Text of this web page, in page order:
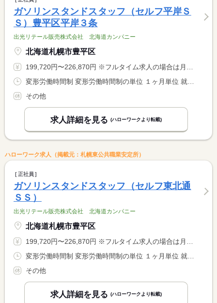
ガソリンスタンドスタッフ（セルフ平岸Ｓ
Ｓ）豊平区平岸３条
出光リテール販売株式会社 北海道カンパニー
北海道札幌市豊平区
199,720円〜226,870円 ※フルタイム求人の場合は月額（換算額）、パート求人の場合は時間額を表示しています。
その他
求人詳細を見る (ハローワークより転載)
ハローワーク求人（掲載元：札幌東公共職業安定所）
正社員
ガソリンスタンドスタッフ（セルフ東北通
ＳＳ）
出光リテール販売株式会社 北海道カンパニー
北海道札幌市豊平区
199,720円〜226,870円 ※フルタイム求人の場合は月額（換算額）、パート求人の場合は時間額を表示しています。
その他
求人詳細を見る (ハローワークより転載)